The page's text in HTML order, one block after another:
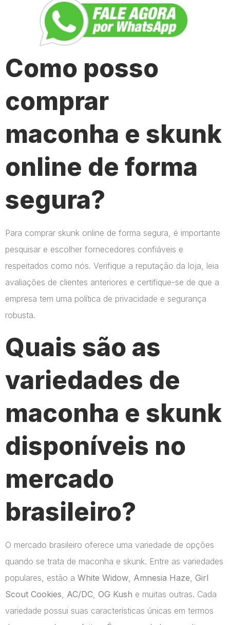
Como posso
comprar
maconha e skunk
online de forma
segura?
Para comprar skunk online de forma segura, é importante
pesquisar e escolher fornecedores confiáveis e
respeitados como nós. Verifique a reputação da loja, leia
avaliações de clientes anteriores e certifique-se de que a
empresa tem uma política de privacidade e segurança
robusta.
Quais são as
variedades de
maconha e skunk
disponíveis no
mercado
brasileiro?
O mercado brasileiro oferece uma variedade de opções
quando se trata de maconha e skunk. Entre as variedades
populares, estão a White Widow Amnesia Haze Girl
Scout Cookies AC/DC OG Kush e muitas outras. Cada
variedade possui suas características únicas em termos